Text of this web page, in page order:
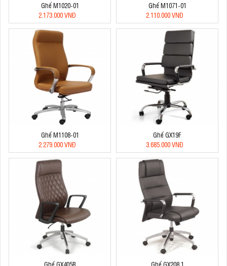
Ghế M1020-01
2.173.000 VNĐ
Ghế M1071-01
2.110.000 VNĐ
Ghế M1108-01
2.279.000 VNĐ
Ghế GX19F
3.685.000 VNĐ
Ghế GX405B
Ghế GX208.1